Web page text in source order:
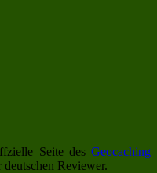
Seite des Geocaching
Reviewer.